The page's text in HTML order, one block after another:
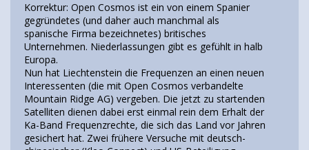
Korrektur: Open Cosmos ist ein von einem Spanier
gegründetes (und daher auch manchmal als
spanische Firma bezeichnetes) britisches
Unternehmen. Niederlassungen gibt es gefühlt in halb
Europa.
Nun hat Liechtenstein die Frequenzen an einen neuen
Interessenten (die mit Open Cosmos verbandelte
Mountain Ridge AG) vergeben. Die jetzt zu startenden
Satelliten dienen dabei erst einmal rein dem Erhalt der
Ka-Band Frequenzrechte, die sich das Land vor Jahren
gesichert hat. Zwei frühere Versuche mit deutsch-